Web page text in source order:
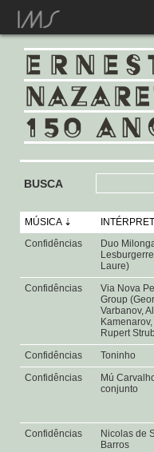
BUSCA
MÚSICA
Confidências
Duo
Laure)
Confidências
Via Nova
Group
Varbanov,
Rupert
Confidências Toninho
Confidências
Mú
conjunto
Confidências
Nicolas de
Barros